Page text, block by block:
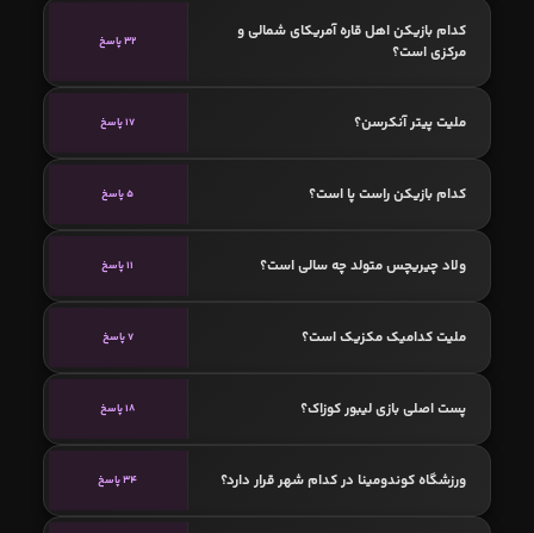
کدام بازیکن اهل قاره آمریکای شمالی و
مرکزی است؟
32 پاسخ
ملیت پیتر آنکرسن؟ 17 پاسخ
کدام بازیکن راست پا است؟ 5 پاسخ
ولاد چیریچس متولد چه سالی است؟ 11 پاسخ
ملیت کدامیک مکزیک است؟ 7 پاسخ
پست اصلی بازی ليبور كوزاک؟ 18 پاسخ
ورزشگاه کوندومینا در کدام شهر قرار دارد؟ 34 پاسخ